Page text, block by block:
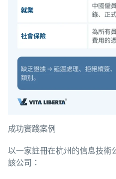
成功實踐案例
以一家註冊在杭州的信息技術
該公司：